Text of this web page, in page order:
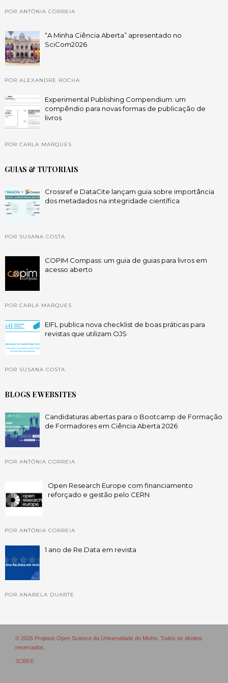
POR ANTÓNIA CORREIA
“A Minha Ciência Aberta” apresentado no
SciCom2026
POR ALEXANDRE ROCHA
Experimental Publishing Compendium: um
compêndio para novas formas de publicação de
livros
POR CARLA MARQUES
GUIAS & TUTORIAIS
Crossref e DataCite lançam guia sobre importância
dos metadados na integridade científica
POR SUSANA COSTA
COPIM Compass: um guia de guias para livros em
acesso aberto
POR CARLA MARQUES
EIFL publica nova checklist de boas práticas para
revistas que utilizam OJS
POR SUSANA COSTA
BLOGS E WEBSITES
Candidaturas abertas para o Bootcamp de Formação
de Formadores em Ciência Aberta 2026
POR ANTÓNIA CORREIA
Open Research Europe com financiamento
reforçado e gestão pelo CERN
POR ANTÓNIA CORREIA
1 ano de Re.Data em revista
POR ANABELA DUARTE
© 2026 Projetos Open Science da Universidade do Minho. Todos os direitos
reservados.
SOBRE